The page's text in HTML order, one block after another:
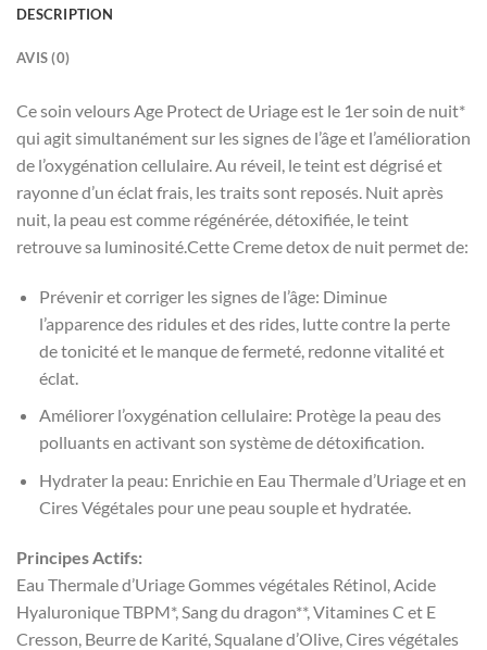
DESCRIPTION
AVIS (0)
Ce soin velours Age Protect de Uriage est le 1er soin de nuit*
qui agit simultanément sur les signes de l’âge et l’amélioration
de l’oxygénation cellulaire. Au réveil, le teint est dégrisé et
rayonne d’un éclat frais, les traits sont reposés. Nuit après
nuit, la peau est comme régénérée, détoxifiée, le teint
retrouve sa luminosité.Cette Creme detox de nuit permet de:
Prévenir et corriger les signes de l’âge: Diminue
l’apparence des ridules et des rides, lutte contre la perte
de tonicité et le manque de fermeté, redonne vitalité et
éclat.
Améliorer l’oxygénation cellulaire: Protège la peau des
polluants en activant son système de détoxification.
Hydrater la peau: Enrichie en Eau Thermale d’Uriage et en
Cires Végétales pour une peau souple et hydratée.
Principes Actifs:
Eau Thermale d’Uriage Gommes végétales Rétinol, Acide
Hyaluronique TBPM*, Sang du dragon**, Vitamines C et E
Cresson, Beurre de Karité, Squalane d’Olive, Cires végétales